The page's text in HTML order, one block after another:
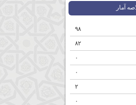
آمار
۹۸
۸۲
۰
۰
۲
۰